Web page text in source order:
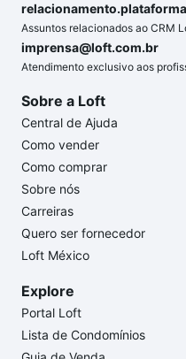
Assuntos relacionados ao CRM
imprensa@loft.com.br
Atendimento exclusivo aos
Sobre a Loft
Central de Ajuda
Como vender
Como comprar
Sobre nós
Carreiras
Quero ser fornecedor
Loft México
Explore
Portal Loft
Lista de Condomínios